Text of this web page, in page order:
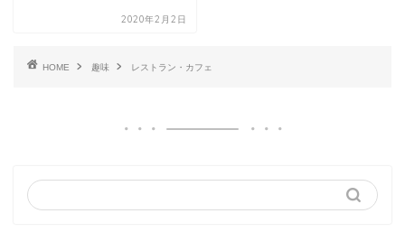
2020年2月2日
HOME 趣味 レストラン・カフェ